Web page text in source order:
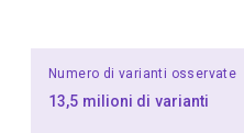
Numero di varianti osservate
13,5 milioni di varianti